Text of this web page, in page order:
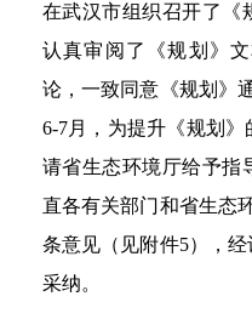
在武汉市组织召开了《
认真审阅了《规划》
论，一致同意《规划》
6-7月，为提升《规划》
请省生态环境厅给予指
直各有关部门和省生态
条意见（见附件5），
采纳。